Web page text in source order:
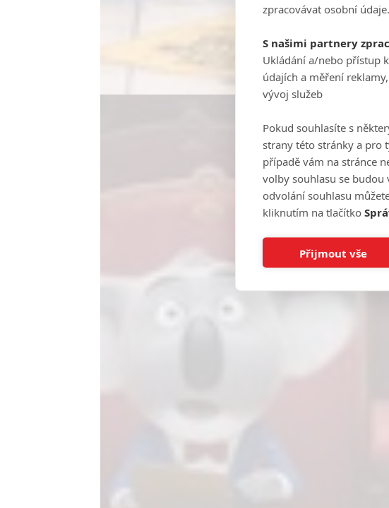
zpracovávat osobní údaje.
S našimi partnery
Ukládání a/nebo přístup
údajích a měření
vývoj služeb
Pokud souhlasíte s
strany této stránky a pro
případě vám na stránce
volby souhlasu se budou
odvolání souhlasu
kliknutím na tlačítko
Přijmout vše